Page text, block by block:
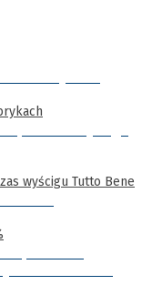
wyścigu Tutto Bene